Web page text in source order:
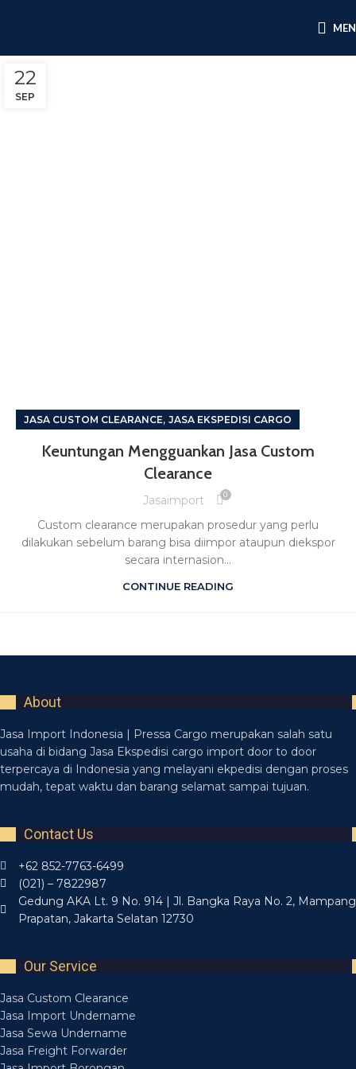
22
SEP
JASA CUSTOM CLEARANCE, JASA EKSPEDISI CARGO
Keuntungan Mengguankan Jasa Custom
Clearance
Jasaimport 0
Custom clearance merupakan prosedur yang perlu
dilakukan sebelum barang bisa diimpor ataupun diekspor
secara internasion...
CONTINUE READING
About
Jasa Import Indonesia | Pressa Cargo merupakan salah satu
usaha di bidang Jasa Ekspedisi cargo import door to door
terpercaya di Indonesia yang melayani ekpedisi dengan proses
mudah, tepat waktu dan barang selamat sampai tujuan.
Contact Us
+62 852-7763-6499
(021) – 7822987
Gedung AKA Lt. 9 No. 914 | Jl. Bangka Raya No. 2, Mampang
Prapatan, Jakarta Selatan 12730
Our Service
Jasa Custom Clearance
Jasa Import Undername
Jasa Sewa Undername
Jasa Freight Forwarder